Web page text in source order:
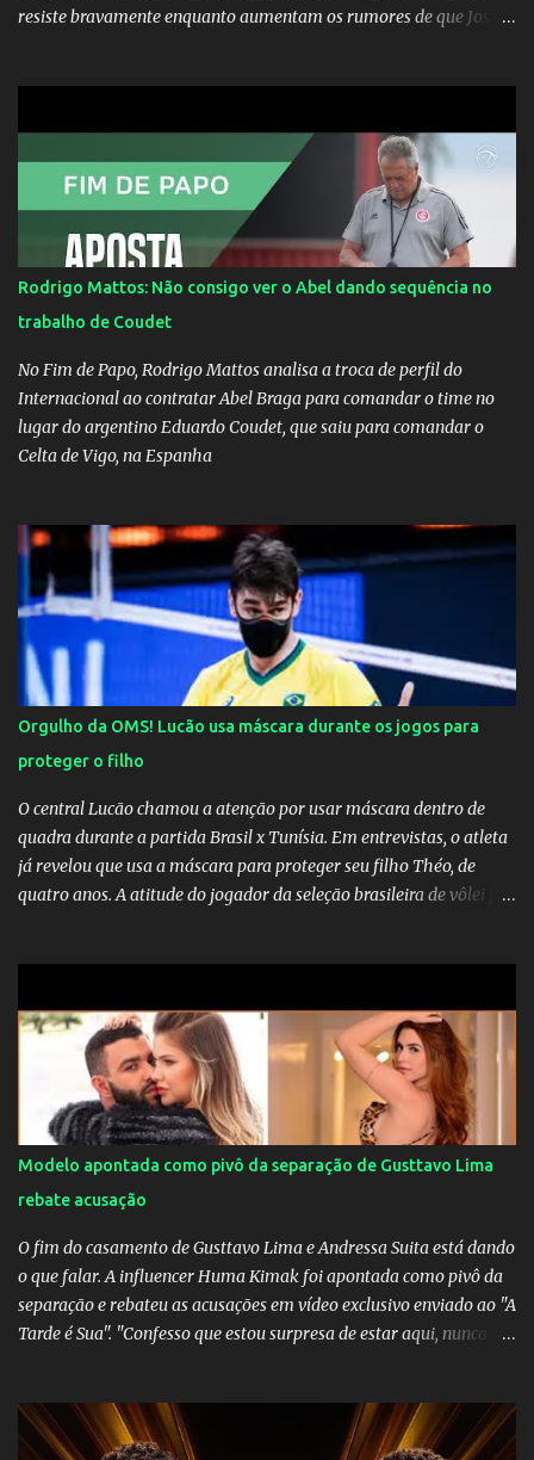
resiste bravamente enquanto aumentam os rumores de que Jos
Rodrigo Mattos: Não consigo ver o Abel dando sequência no
trabalho de Coudet
No Fim de Papo, Rodrigo Mattos analisa a troca de perfil do
Internacional ao contratar Abel Braga para comandar o time no
lugar do argentino Eduardo Coudet, que saiu para comandar o
Celta de Vigo, na Espanha
Orgulho da OMS! Lucão usa máscara durante os jogos para
proteger o filho
O central Lucão chamou a atenção por usar máscara dentro de
quadra durante a partida Brasil x Tunísia. Em entrevistas, o atleta
já revelou que usa a máscara para proteger seu filho Théo, de
quatro anos. A atitude do jogador da seleção brasileira de vôlei foi
Marta marcou duas vezes, Debinha, Andressa Alves e Bia
Zaneratto foram autoras dos gols. Juliette, embaixadora
‎@Globoplay mandou um xero para as meninas e falou do seu
Modelo apontada como pivô da separação de Gusttavo Lima
rebate acusação
O fim do casamento de Gusttavo Lima e Andressa Suita está dando
o que falar. A influencer Huma Kimak foi apontada como pivô da
separação e rebateu as acusações em vídeo exclusivo enviado ao "A
Tarde é Sua". "Confesso que estou surpresa de estar aqui, nunca
nenhum tipo de contato, nem de fã porque sou fã dele", disse
Huma Kimak. A influencer também contou que recebe diversos